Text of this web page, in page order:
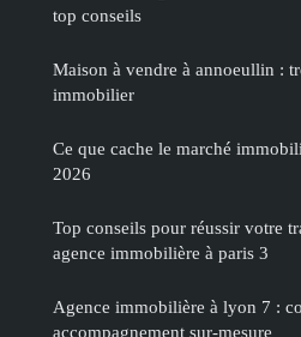
top conseils
Maison à vendre à annoeullin :
immobilier
Ce que cache le marché
2026
Top conseils pour réussir votre
agence immobilière à paris 3
Agence immobilière à lyon 7 :
accompagnement sur-mesure